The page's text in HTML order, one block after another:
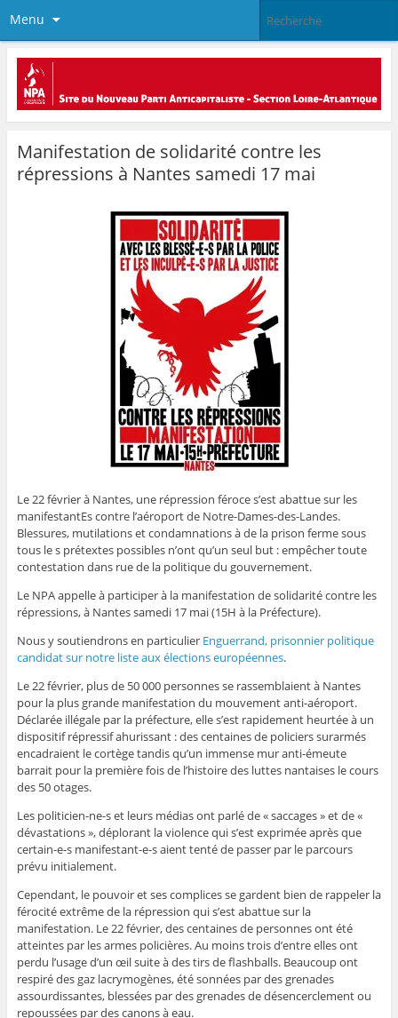
Menu
Manifestation de solidarité contre les
répressions à Nantes samedi 17 mai
Le 22 février à Nantes, une répression féroce s’est abattue sur les
manifestantEs contre l’aéroport de Notre-Dames-des-Landes.
Blessures, mutilations et condamnations à de la prison ferme sous
tous le s prétextes possibles n’ont qu’un seul but : empêcher toute
contestation dans rue de la politique du gouvernement.
Le NPA appelle à participer à la manifestation de solidarité contre les
répressions, à Nantes samedi 17 mai (15H à la Préfecture).
Nous y soutiendrons en particulier Enguerrand, prisonnier politique
candidat sur notre liste aux élections européennes.
Le 22 février, plus de 50 000 personnes se rassemblaient à Nantes
pour la plus grande manifestation du mouvement anti-aéroport.
Déclarée illégale par la préfecture, elle s’est rapidement heurtée à un
dispositif répressif ahurissant : des centaines de policiers surarmés
encadraient le cortège tandis qu’un immense mur anti-émeute
barrait pour la première fois de l’histoire des luttes nantaises le cours
des 50 otages.
Les politicien-ne-s et leurs médias ont parlé de « saccages » et de «
dévastations », déplorant la violence qui s’est exprimée après que
certain-e-s manifestant-e-s aient tenté de passer par le parcours
prévu initialement.
Cependant, le pouvoir et ses complices se gardent bien de rappeler la
férocité extrême de la répression qui s’est abattue sur la
manifestation. Le 22 février, des centaines de personnes ont été
atteintes par les armes policières. Au moins trois d’entre elles ont
perdu l’usage d’un œil suite à des tirs de flashballs. Beaucoup ont
respiré des gaz lacrymogènes, été sonnées par des grenades
assourdissantes, blessées par des grenades de désencerclement ou
repoussées par des canons à eau.